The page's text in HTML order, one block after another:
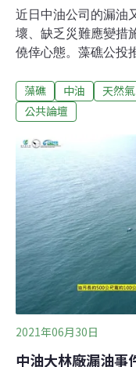
近日中油公司的漏油
壞、缺乏災難應變措
僥倖心態。藻礁公投
這次是「內串浮蛇管
23日可以處理完畢；
台北市 。無獨有偶
生中油6吋高壓瓦斯
氣事件，難道只有當
情訊息之下嗎？
藻礁 中油 天然氣
公共論壇
2021年06月30日
中油大林廠漏油事